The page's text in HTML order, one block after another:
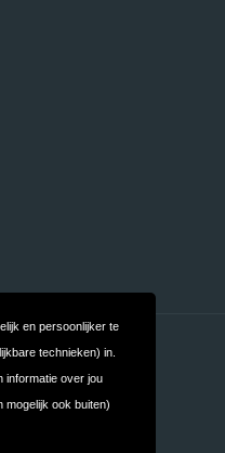
en persoonlijker te
technieken) in.
informatie over jou
mogelijk ook buiten)
Privacy
FAQ